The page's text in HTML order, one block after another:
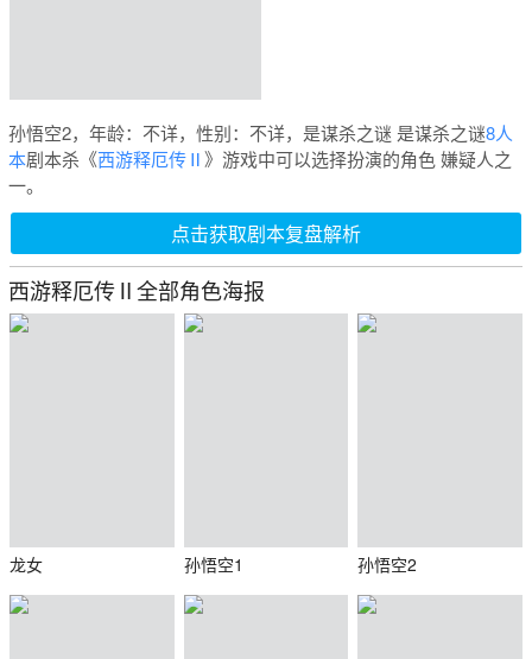
我爱剧本
孙悟空2，年龄：不详，性别：不详，是谋杀之谜 是谋杀之谜8人
本剧本杀《西游释厄传Ⅱ》游戏中可以选择扮演的角色 嫌疑人之
一。
点击获取剧本复盘解析
西游释厄传Ⅱ全部角色海报
龙女 孙悟空1 孙悟空2